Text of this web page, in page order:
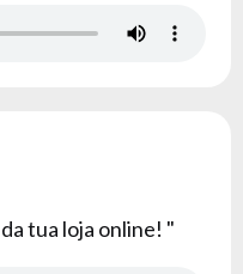
tua loja online! "